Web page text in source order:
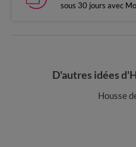
sous 30 jours avec
D'autres idées
Housse